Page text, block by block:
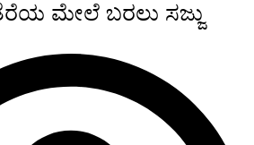
ಮೇಲೆ ಬರಲು ಸಜ್ಜು